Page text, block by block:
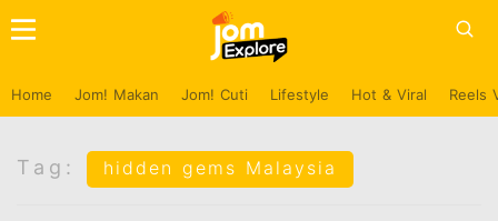
Home Jom! Makan Jom! Cuti Lifestyle Hot & Viral Reels
Tag: hidden gems Malaysia